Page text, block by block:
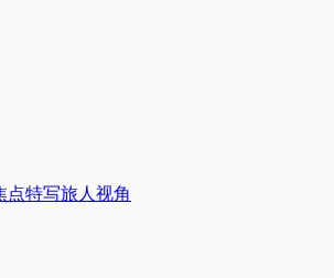
点特写旅人视角